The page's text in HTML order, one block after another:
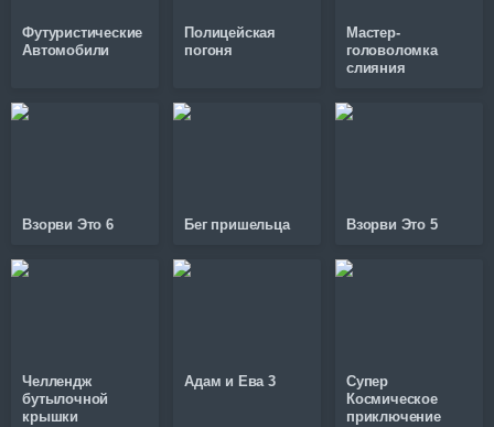
Футуристические
Автомобили
Полицейская
погоня
Мастер-
головоломка
слияния
Взорви Это 6 Бег пришельца Взорви Это 5
Челлендж
бутылочной
крышки
Адам и Ева 3
Супер
Космическое
приключение